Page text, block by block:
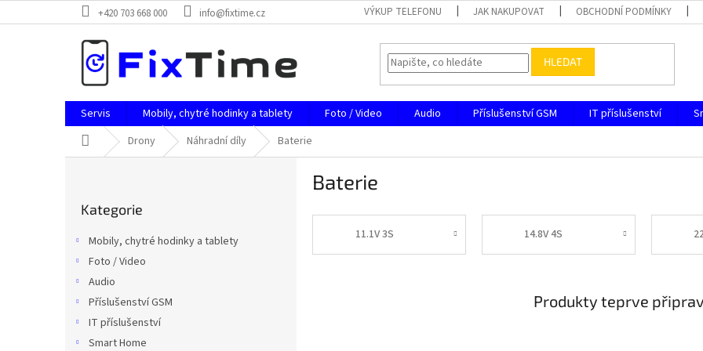
na
+420 703 668 000 info@fixtime.cz VÝKUP TELEFONU JAK NAKUPOVAT OBCHODNÍ PODMÍNKY
HLEDAT
Servis Mobily, chytré hodinky a tablety Foto / Video Audio Příslušenství GSM IT příslušenství
Domů Drony Náhradní díly Baterie
kategorie
Kategorie
Mobily, chytré hodinky a tablety
Foto / Video
Audio
Příslušenství GSM
IT příslušenství
Smart Home
Baterie
11.1V 3S 14.8V 4S
Produkty teprve